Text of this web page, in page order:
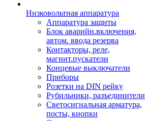
Низковольтная аппаратура
Аппаратура защиты
Блок аварийн.включения,
автом. ввода резерва
Контакторы, реле,
магнит.пускатели
Концевые выключатели
Приборы
Розетки на DIN рейку
Рубильники, разъединители
Светосигнальная арматура,
посты, кнопки